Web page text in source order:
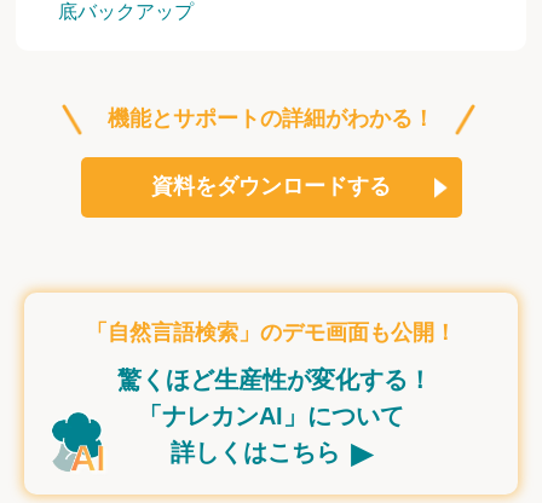
底バックアップ
機能とサポートの詳細がわかる！
資料をダウンロードする
「自然言語検索」のデモ画面も公開！
驚くほど生産性が変化する！
「ナレカンAI」について
詳しくはこちら ▸